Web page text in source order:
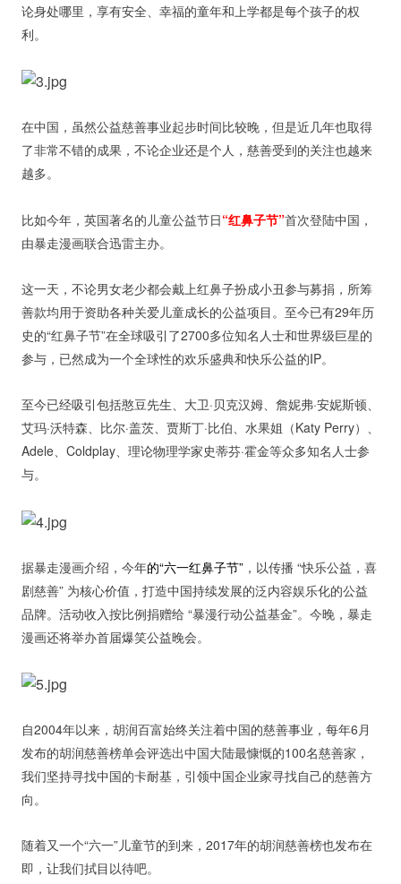
论身处哪里，享有安全、幸福的童年和上学都是每个孩子的权
利。
在中国，虽然公益慈善事业起步时间比较晚，但是近几年也取得
了非常不错的成果，不论企业还是个人，慈善受到的关注也越来
越多。
比如今年，英国著名的儿童公益节日“红鼻子节”首次登陆中国，
由暴走漫画联合迅雷主办。
这一天，不论男女老少都会戴上红鼻子扮成小丑参与募捐，所筹
善款均用于资助各种关爱儿童成长的公益项目。至今已有29年历
史的“红鼻子节”在全球吸引了2700多位知名人士和世界级巨星的
参与，已然成为一个全球性的欢乐盛典和快乐公益的IP。
至今已经吸引包括憨豆先生、大卫·贝克汉姆、詹妮弗·安妮斯顿、
艾玛·沃特森、比尔·盖茨、贾斯丁·比伯、水果姐（Katy Perry）、
Adele、Coldplay、理论物理学家史蒂芬·霍金等众多知名人士参
与。
据暴走漫画介绍，今年的“六一红鼻子节” ，以传播 “快乐公益，喜
剧慈善” 为核心价值，打造中国持续发展的泛内容娱乐化的公益
品牌。活动收入按比例捐赠给 “暴漫行动公益基金”。今晚，暴走
漫画还将举办首届爆笑公益晚会。
自2004年以来，胡润百富始终关注着中国的慈善事业，每年6月
发布的胡润慈善榜单会评选出中国大陆最慷慨的100名慈善家，
我们坚持寻找中国的卡耐基，引领中国企业家寻找自己的慈善方
向。
随着又一个“六一”儿童节的到来，2017年的胡润慈善榜也发布在
即，让我们拭目以待吧。